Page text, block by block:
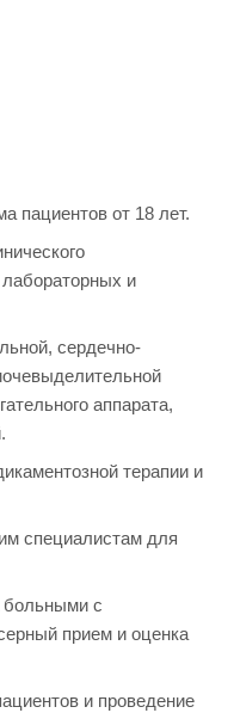
пациентов от 18 лет.
и
сердечно-
аппарата,
терапии и
специалистам для
больными с
прием и оценка
и проведение